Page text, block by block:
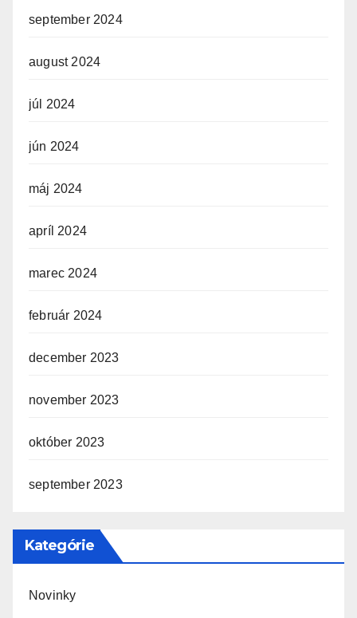
september 2024
august 2024
júl 2024
jún 2024
máj 2024
apríl 2024
marec 2024
február 2024
december 2023
november 2023
október 2023
september 2023
Kategórie
Novinky